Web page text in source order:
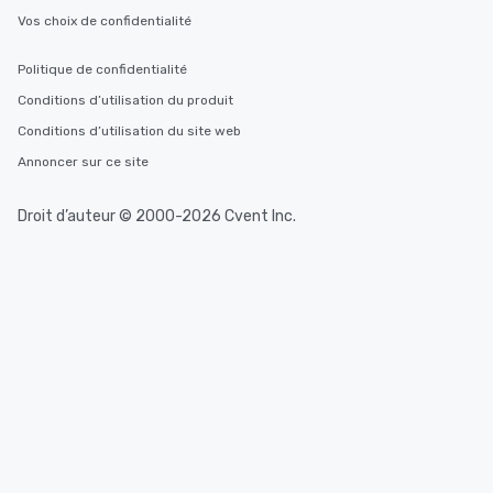
Vos choix de confidentialité
Politique de confidentialité
Conditions d’utilisation du produit
Conditions d’utilisation du site web
Annoncer sur ce site
Droit d’auteur © 2000-2026 Cvent Inc.